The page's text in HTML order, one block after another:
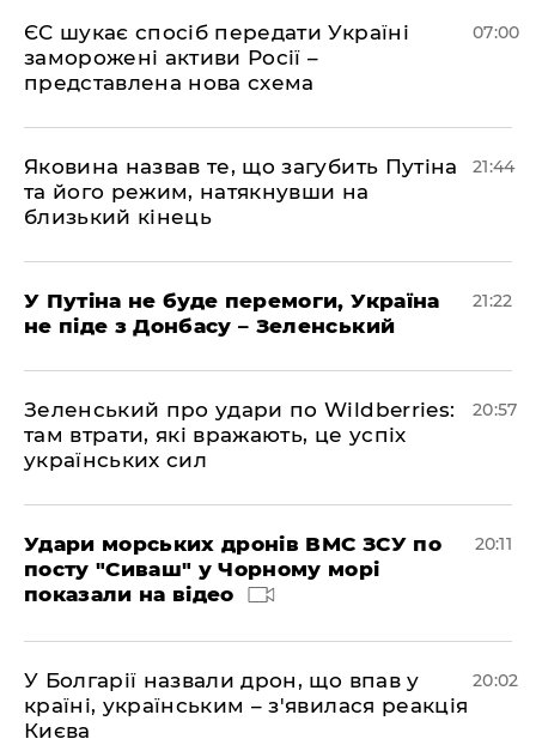
ЄС шукає спосіб передати Україні
заморожені активи Росії –
представлена ​​нова схема
07:00
Яковина назвав те, що загубить Путіна
та його режим, натякнувши на
близький кінець
21:44
У Путіна не буде перемоги, Україна
не піде з Донбасу – Зеленський
21:22
Зеленський про удари по Wildberries:
там втрати, які вражають, це успіх
українських сил
20:57
Удари морських дронів ВМС ЗСУ по
посту "Сиваш" у Чорному морі
показали на відео
20:11
У Болгарії назвали дрон, що впав у
країні, українським – з'явилася реакція
Києва
20:02